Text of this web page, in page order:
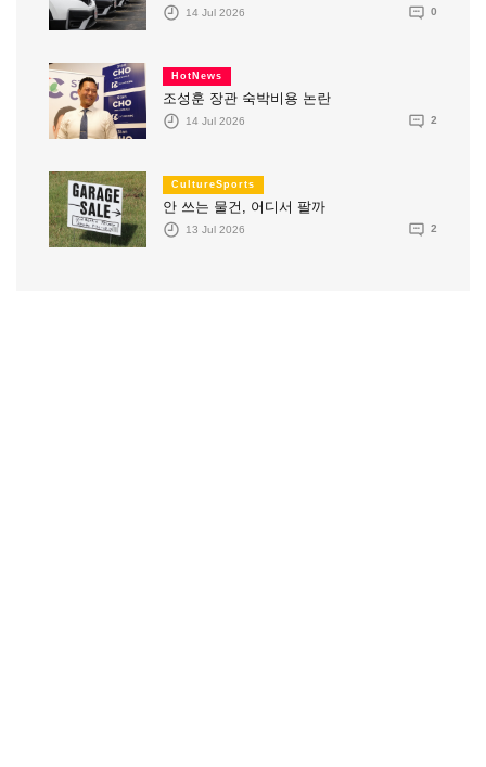
14 Jul 2026 0
HotNews
조성훈 장관 숙박비용 논란
14 Jul 2026 2
CultureSports
안 쓰는 물건, 어디서 팔까
13 Jul 2026 2